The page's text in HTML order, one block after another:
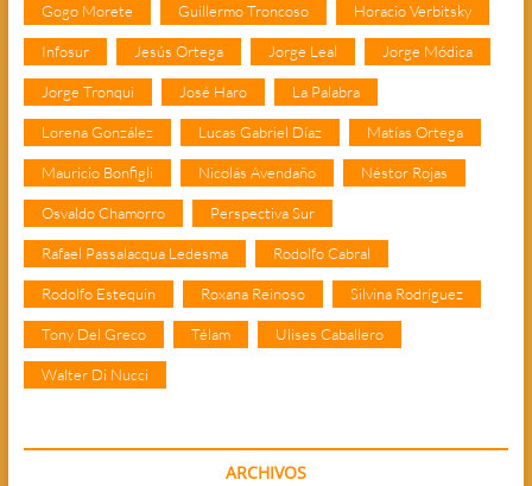
Gogo Morete Guillermo Troncoso Horacio Verbitsky
Infosur Jesús Ortega Jorge Leal Jorge Módica
Jorge Tronqui José Haro La Palabra
Lorena González Lucas Gabriel Díaz Matías Ortega
Mauricio Bonfigli Nicolás Avendaño Néstor Rojas
Osvaldo Chamorro Perspectiva Sur
Rafael Passalacqua Ledesma Rodolfo Cabral
Rodolfo Estequin Roxana Reinoso Silvina Rodríguez
Tony Del Greco Télam Ulises Caballero
Walter Di Nucci
ARCHIVOS